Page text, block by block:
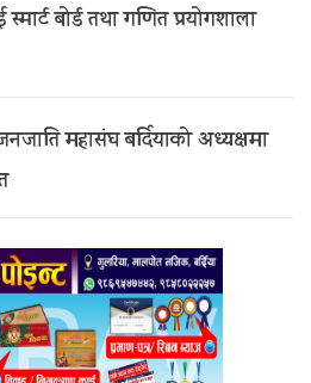
स्मार्ट बोर्ड तथा गणित प्रयोगशाला
महासंघ बर्दियाको अध्यक्षमा